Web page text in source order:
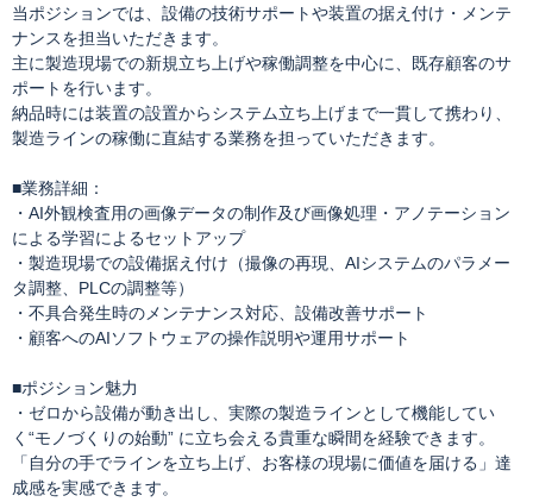
当ポジションでは、設備の技術サポートや装置の据え付け・メンテ
ナンスを担当いただきます。
主に製造現場での新規立ち上げや稼働調整を中心に、既存顧客のサ
ポートを行います。
納品時には装置の設置からシステム立ち上げまで一貫して携わり、
製造ラインの稼働に直結する業務を担っていただきます。
■業務詳細：
・AI外観検査用の画像データの制作及び画像処理・アノテーション
による学習によるセットアップ
・製造現場での設備据え付け（撮像の再現、AIシステムのパラメー
タ調整、PLCの調整等）
・不具合発生時のメンテナンス対応、設備改善サポート
・顧客へのAIソフトウェアの操作説明や運用サポート
■ポジション魅力
・ゼロから設備が動き出し、実際の製造ラインとして機能してい
く“モノづくりの始動” に立ち会える貴重な瞬間を経験できます。
「自分の手でラインを立ち上げ、お客様の現場に価値を届ける」達
成感を実感できます。